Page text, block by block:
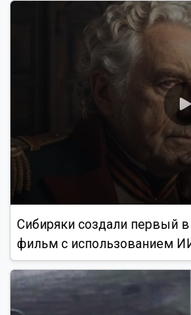
Сибиряки создали первый
фильм с использованием